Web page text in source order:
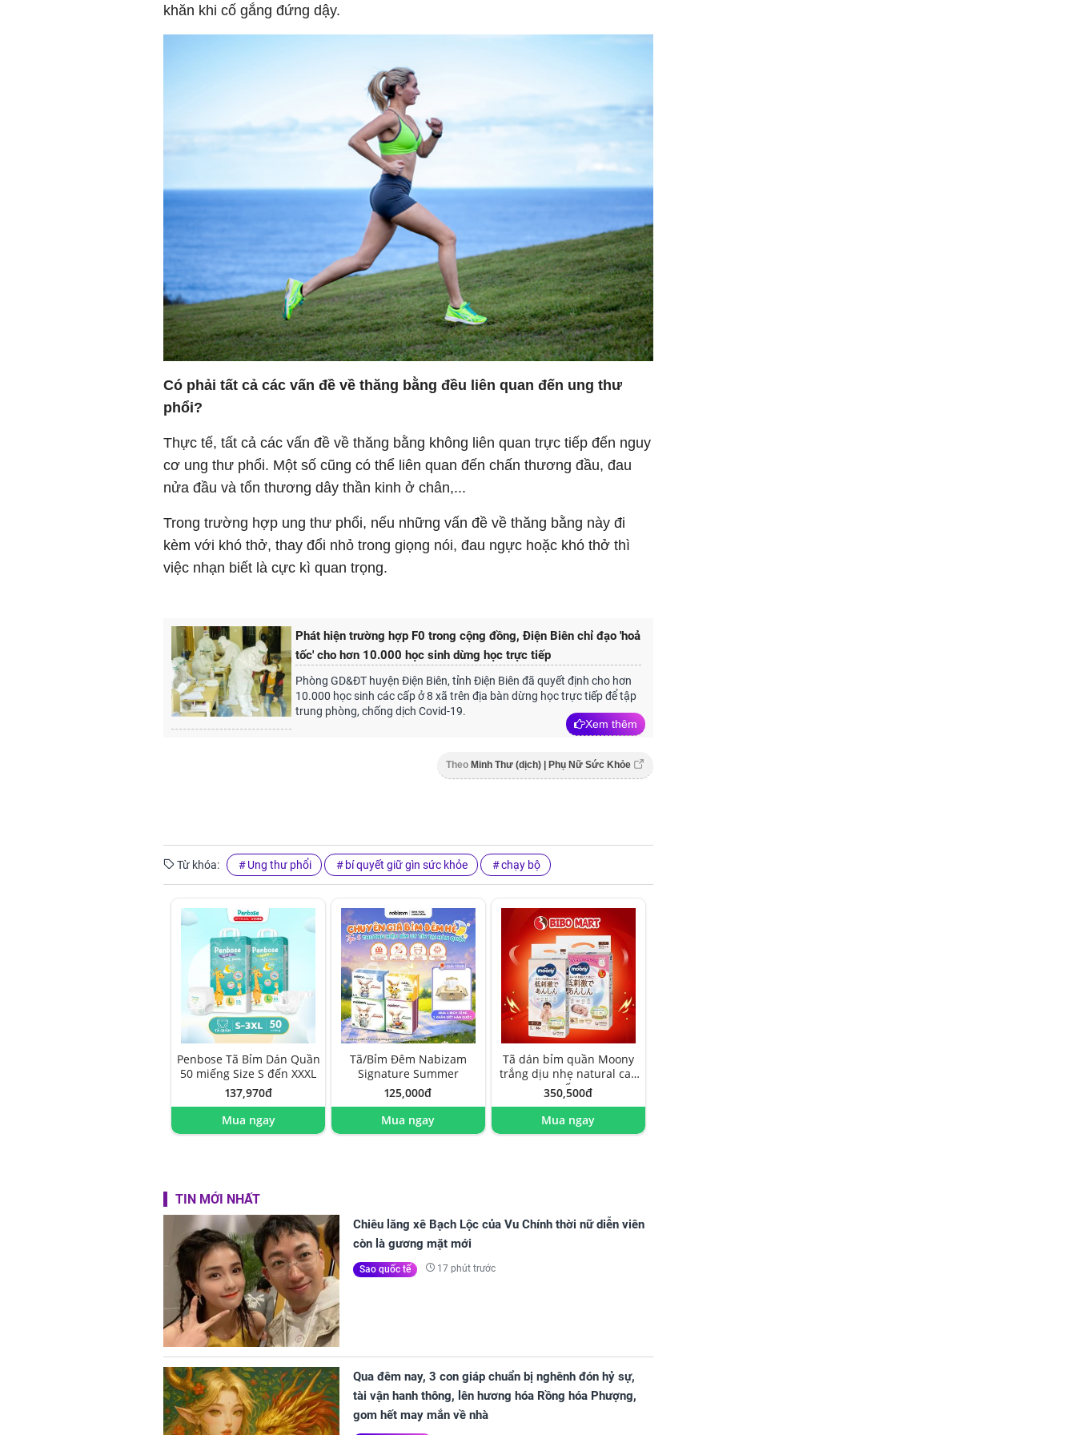
khăn khi cố gắng đứng dậy.
Có phải tất cả các vấn đề về thăng bằng đều liên quan đến ung thư
phổi?
Thực tế, tất cả các vấn đề về thăng bằng không liên quan trực tiếp đến nguy
cơ ung thư phổi. Một số cũng có thể liên quan đến chấn thương đầu, đau
nửa đầu và tổn thương dây thần kinh ở chân,...
Trong trường hợp ung thư phổi, nếu những vấn đề về thăng bằng này đi
kèm với khó thở, thay đổi nhỏ trong giọng nói, đau ngực hoặc khó thở thì
việc nhạn biết là cực kì quan trọng.
Phát hiện trường hợp F0 trong cộng đồng, Điện Biên chỉ đạo 'hoả
tốc' cho hơn 10.000 học sinh dừng học trực tiếp
Phòng GD&ĐT huyện Điện Biên, tỉnh Điện Biên đã quyết định cho hơn
10.000 học sinh các cấp ở 8 xã trên địa bàn dừng học trực tiếp để tập
trung phòng, chống dịch Covid-19.
Xem thêm
Theo Minh Thư (dịch) | Phụ Nữ Sức Khỏe
Từ khóa: Ung thư phổi bí quyết giữ gìn sức khỏe chạy bộ
Penbose Tã Bỉm Dán Quần
50 miếng Size S đến XXXL
137,970đ
Mua ngay
Tã/Bỉm Đêm Nabizam
Signature Summer
125,000đ
Mua ngay
Tã dán bỉm quần Moony
trắng dịu nhẹ natural cao
cấp
350,500đ
Mua ngay
TIN MỚI NHẤT
Chiêu lăng xê Bạch Lộc của Vu Chính thời nữ diễn viên
còn là gương mặt mới
Sao quốc tế 17 phút trước
Qua đêm nay, 3 con giáp chuẩn bị nghênh đón hỷ sự,
tài vận hanh thông, lên hương hóa Rồng hóa Phượng,
gom hết may mắn về nhà